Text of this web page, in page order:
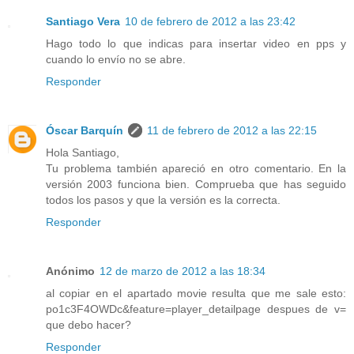
Santiago Vera 10 de febrero de 2012 a las 23:42
Hago todo lo que indicas para insertar video en pps y
cuando lo envío no se abre.
Responder
Óscar Barquín
11 de febrero de 2012 a las 22:15
Hola Santiago,
Tu problema también apareció en otro comentario. En la
versión 2003 funciona bien. Comprueba que has seguido
todos los pasos y que la versión es la correcta.
Responder
Anónimo 12 de marzo de 2012 a las 18:34
al copiar en el apartado movie resulta que me sale esto:
po1c3F4OWDc&feature=player_detailpage despues de v=
que debo hacer?
Responder